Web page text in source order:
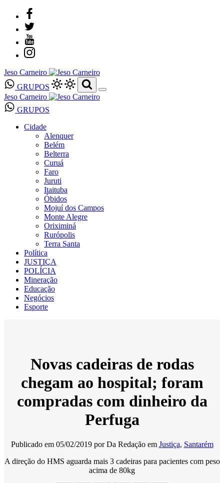
Jeso Carneiro
GRUPOS
Jeso Carneiro
GRUPOS
Cidade
Alenquer
Belém
Belterra
Curuá
Faro
Juruti
Itaituba
Óbidos
Mojuí dos Campos
Monte Alegre
Oriximiná
Rurópolis
Terra Santa
Política
JUSTIÇA
POLÍCIA
Mineração
Educação
Negócios
Esporte
Novas cadeiras de rodas
chegam ao hospital; foram
compradas com dinheiro da
Perfuga
Publicado em 05/02/2019 porDa Redação em Justiça, Santarém
A direção do HMS aguarda mais 3 cadeiras para pacientes com peso
acima de 80kg